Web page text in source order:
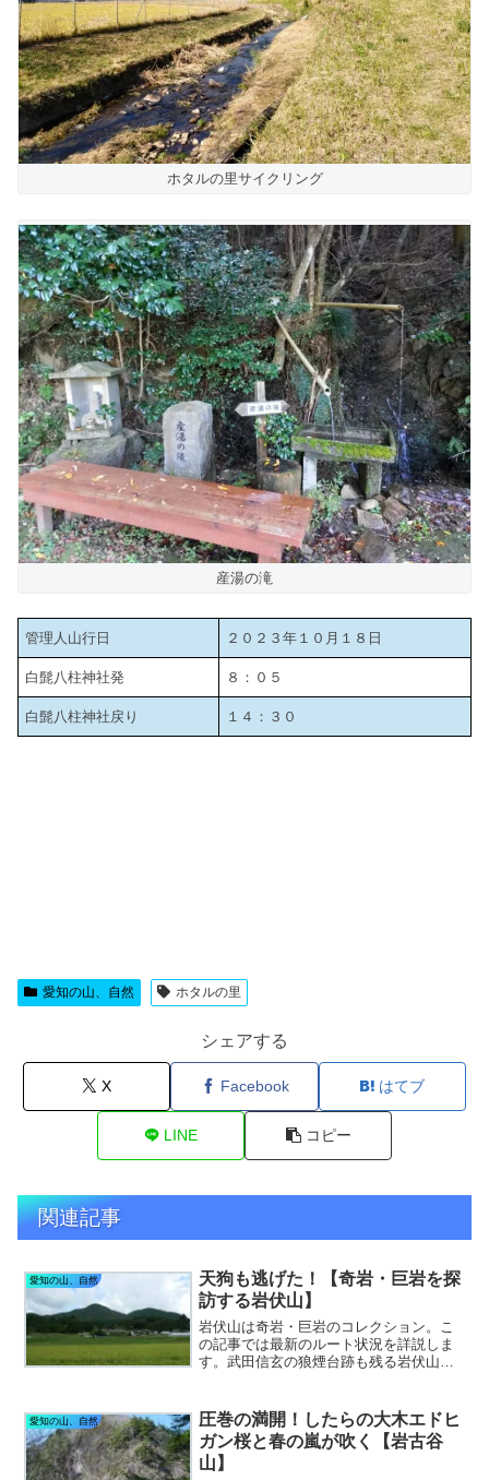
ホタルの里サイクリング
産湯の滝
管理人山行日 ２０２３年１０月１８日
白髭八柱神社発 ８：０５
白髭八柱神社戻り １４：３０
愛知の山、自然 ホタルの里
シェアする
X Facebook はてブ
LINE コピー
関連記事
愛知の山、自然
天狗も逃げた！【奇岩・巨岩を探
訪する岩伏山】
岩伏山は奇岩・巨岩のコレクション。こ
の記事では最新のルート状況を詳説しま
す。武田信玄の狼煙台跡も残る岩伏山に
然の妙と伝説、歴史を堪能しに岩伏山へ
出かけてみませんか。
愛知の山、自然
圧巻の満開！したらの大木エドヒ
ガン桜と春の嵐が吹く【岩古谷
山】